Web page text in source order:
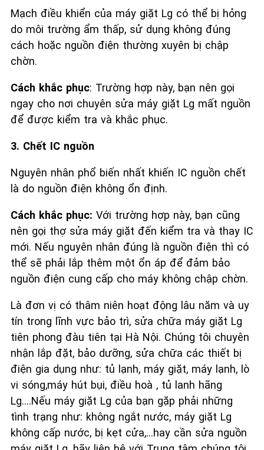
Mạch điều khiển của máy giặt Lg có thể bị hỏng
do môi trường ẩm thấp, sử dụng không đúng
cách hoặc nguồn điện thường xuyên bị chập
chờn.
Cách khắc phục: Trường hợp này, bạn nên gọi
ngay cho nơi chuyên sửa máy giặt Lg mất nguồn
để được kiểm tra và khắc phục.
3. Chết IC nguồn
Nguyên nhân phổ biến nhất khiến IC nguồn chết
là do nguồn điện không ổn định.
Cách khắc phục: Với trường hợp này, bạn cũng
nên gọi thợ sửa máy giặt đến kiểm tra và thay IC
mới. Nếu nguyên nhân đúng là nguồn điện thì có
thể sẽ phải lắp thêm một ổn áp để đảm bảo
nguồn điện cung cấp cho máy không chập chờn.
Là đơn vị có thâm niên hoạt động lâu năm và uy
tín trong lĩnh vực bảo trì, sửa chữa máy giặt Lg
tiên phong đàu tiên tại Hà Nội. Chúng tôi chuyên
nhận lắp đặt, bảo dưỡng, sửa chữa các thiết bị
điện gia dụng như: tủ lạnh, máy giặt, máy lạnh, lò
vi sóng,máy hút bụi, điều hoà , tủ lanh hãng
Lg….Nếu máy giặt Lg của bạn gặp phải những
tình trạng như: không ngắt nước, máy giặt Lg
không cấp nước, bị kẹt cửa,…hay cần sửa nguồn